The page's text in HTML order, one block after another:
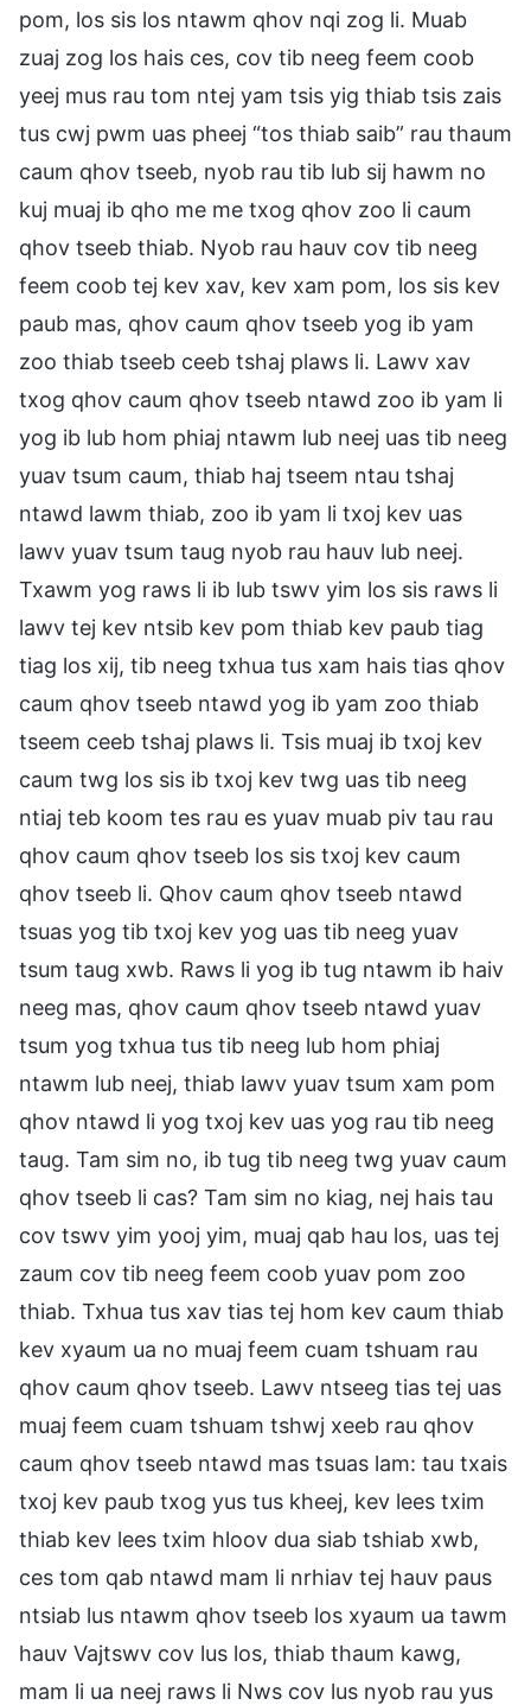
pom, los sis los ntawm qhov nqi zog li. Muab
zuaj zog los hais ces, cov tib neeg feem coob
yeej mus rau tom ntej yam tsis yig thiab tsis zais
tus cwj pwm uas pheej “tos thiab saib” rau thaum
caum qhov tseeb, nyob rau tib lub sij hawm no
kuj muaj ib qho me me txog qhov zoo li caum
qhov tseeb thiab. Nyob rau hauv cov tib neeg
feem coob tej kev xav, kev xam pom, los sis kev
paub mas, qhov caum qhov tseeb yog ib yam
zoo thiab tseeb ceeb tshaj plaws li. Lawv xav
txog qhov caum qhov tseeb ntawd zoo ib yam li
yog ib lub hom phiaj ntawm lub neej uas tib neeg
yuav tsum caum, thiab haj tseem ntau tshaj
ntawd lawm thiab, zoo ib yam li txoj kev uas
lawv yuav tsum taug nyob rau hauv lub neej.
Txawm yog raws li ib lub tswv yim los sis raws li
lawv tej kev ntsib kev pom thiab kev paub tiag
tiag los xij, tib neeg txhua tus xam hais tias qhov
caum qhov tseeb ntawd yog ib yam zoo thiab
tseem ceeb tshaj plaws li. Tsis muaj ib txoj kev
caum twg los sis ib txoj kev twg uas tib neeg
ntiaj teb koom tes rau es yuav muab piv tau rau
qhov caum qhov tseeb los sis txoj kev caum
qhov tseeb li. Qhov caum qhov tseeb ntawd
tsuas yog tib txoj kev yog uas tib neeg yuav
tsum taug xwb. Raws li yog ib tug ntawm ib haiv
neeg mas, qhov caum qhov tseeb ntawd yuav
tsum yog txhua tus tib neeg lub hom phiaj
ntawm lub neej, thiab lawv yuav tsum xam pom
qhov ntawd li yog txoj kev uas yog rau tib neeg
taug. Tam sim no, ib tug tib neeg twg yuav caum
qhov tseeb li cas? Tam sim no kiag, nej hais tau
cov tswv yim yooj yim, muaj qab hau los, uas tej
zaum cov tib neeg feem coob yuav pom zoo
thiab. Txhua tus xav tias tej hom kev caum thiab
kev xyaum ua no muaj feem cuam tshuam rau
qhov caum qhov tseeb. Lawv ntseeg tias tej uas
muaj feem cuam tshuam tshwj xeeb rau qhov
caum qhov tseeb ntawd mas tsuas lam: tau txais
txoj kev paub txog yus tus kheej, kev lees txim
thiab kev lees txim hloov dua siab tshiab xwb,
ces tom qab ntawd mam li nrhiav tej hauv paus
ntsiab lus ntawm qhov tseeb los xyaum ua tawm
hauv Vajtswv cov lus los, thiab thaum kawg,
mam li ua neej raws li Nws cov lus nyob rau yus